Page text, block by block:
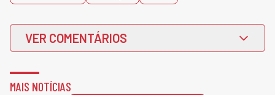
VER COMENTÁRIOS
MAIS NOTÍCIAS